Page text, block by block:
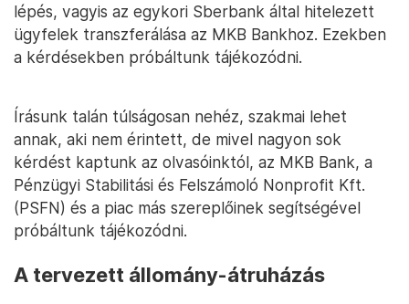
lépés, vagyis az egykori Sberbank által hitelezett
ügyfelek transzferálása az MKB Bankhoz. Ezekben
a kérdésekben próbáltunk tájékozódni.
Írásunk talán túlságosan nehéz, szakmai lehet
annak, aki nem érintett, de mivel nagyon sok
kérdést kaptunk az olvasóinktól, az MKB Bank, a
Pénzügyi Stabilitási és Felszámoló Nonprofit Kft.
(PSFN) és a piac más szereplőinek segítségével
próbáltunk tájékozódni.
A tervezett állomány-átruházás